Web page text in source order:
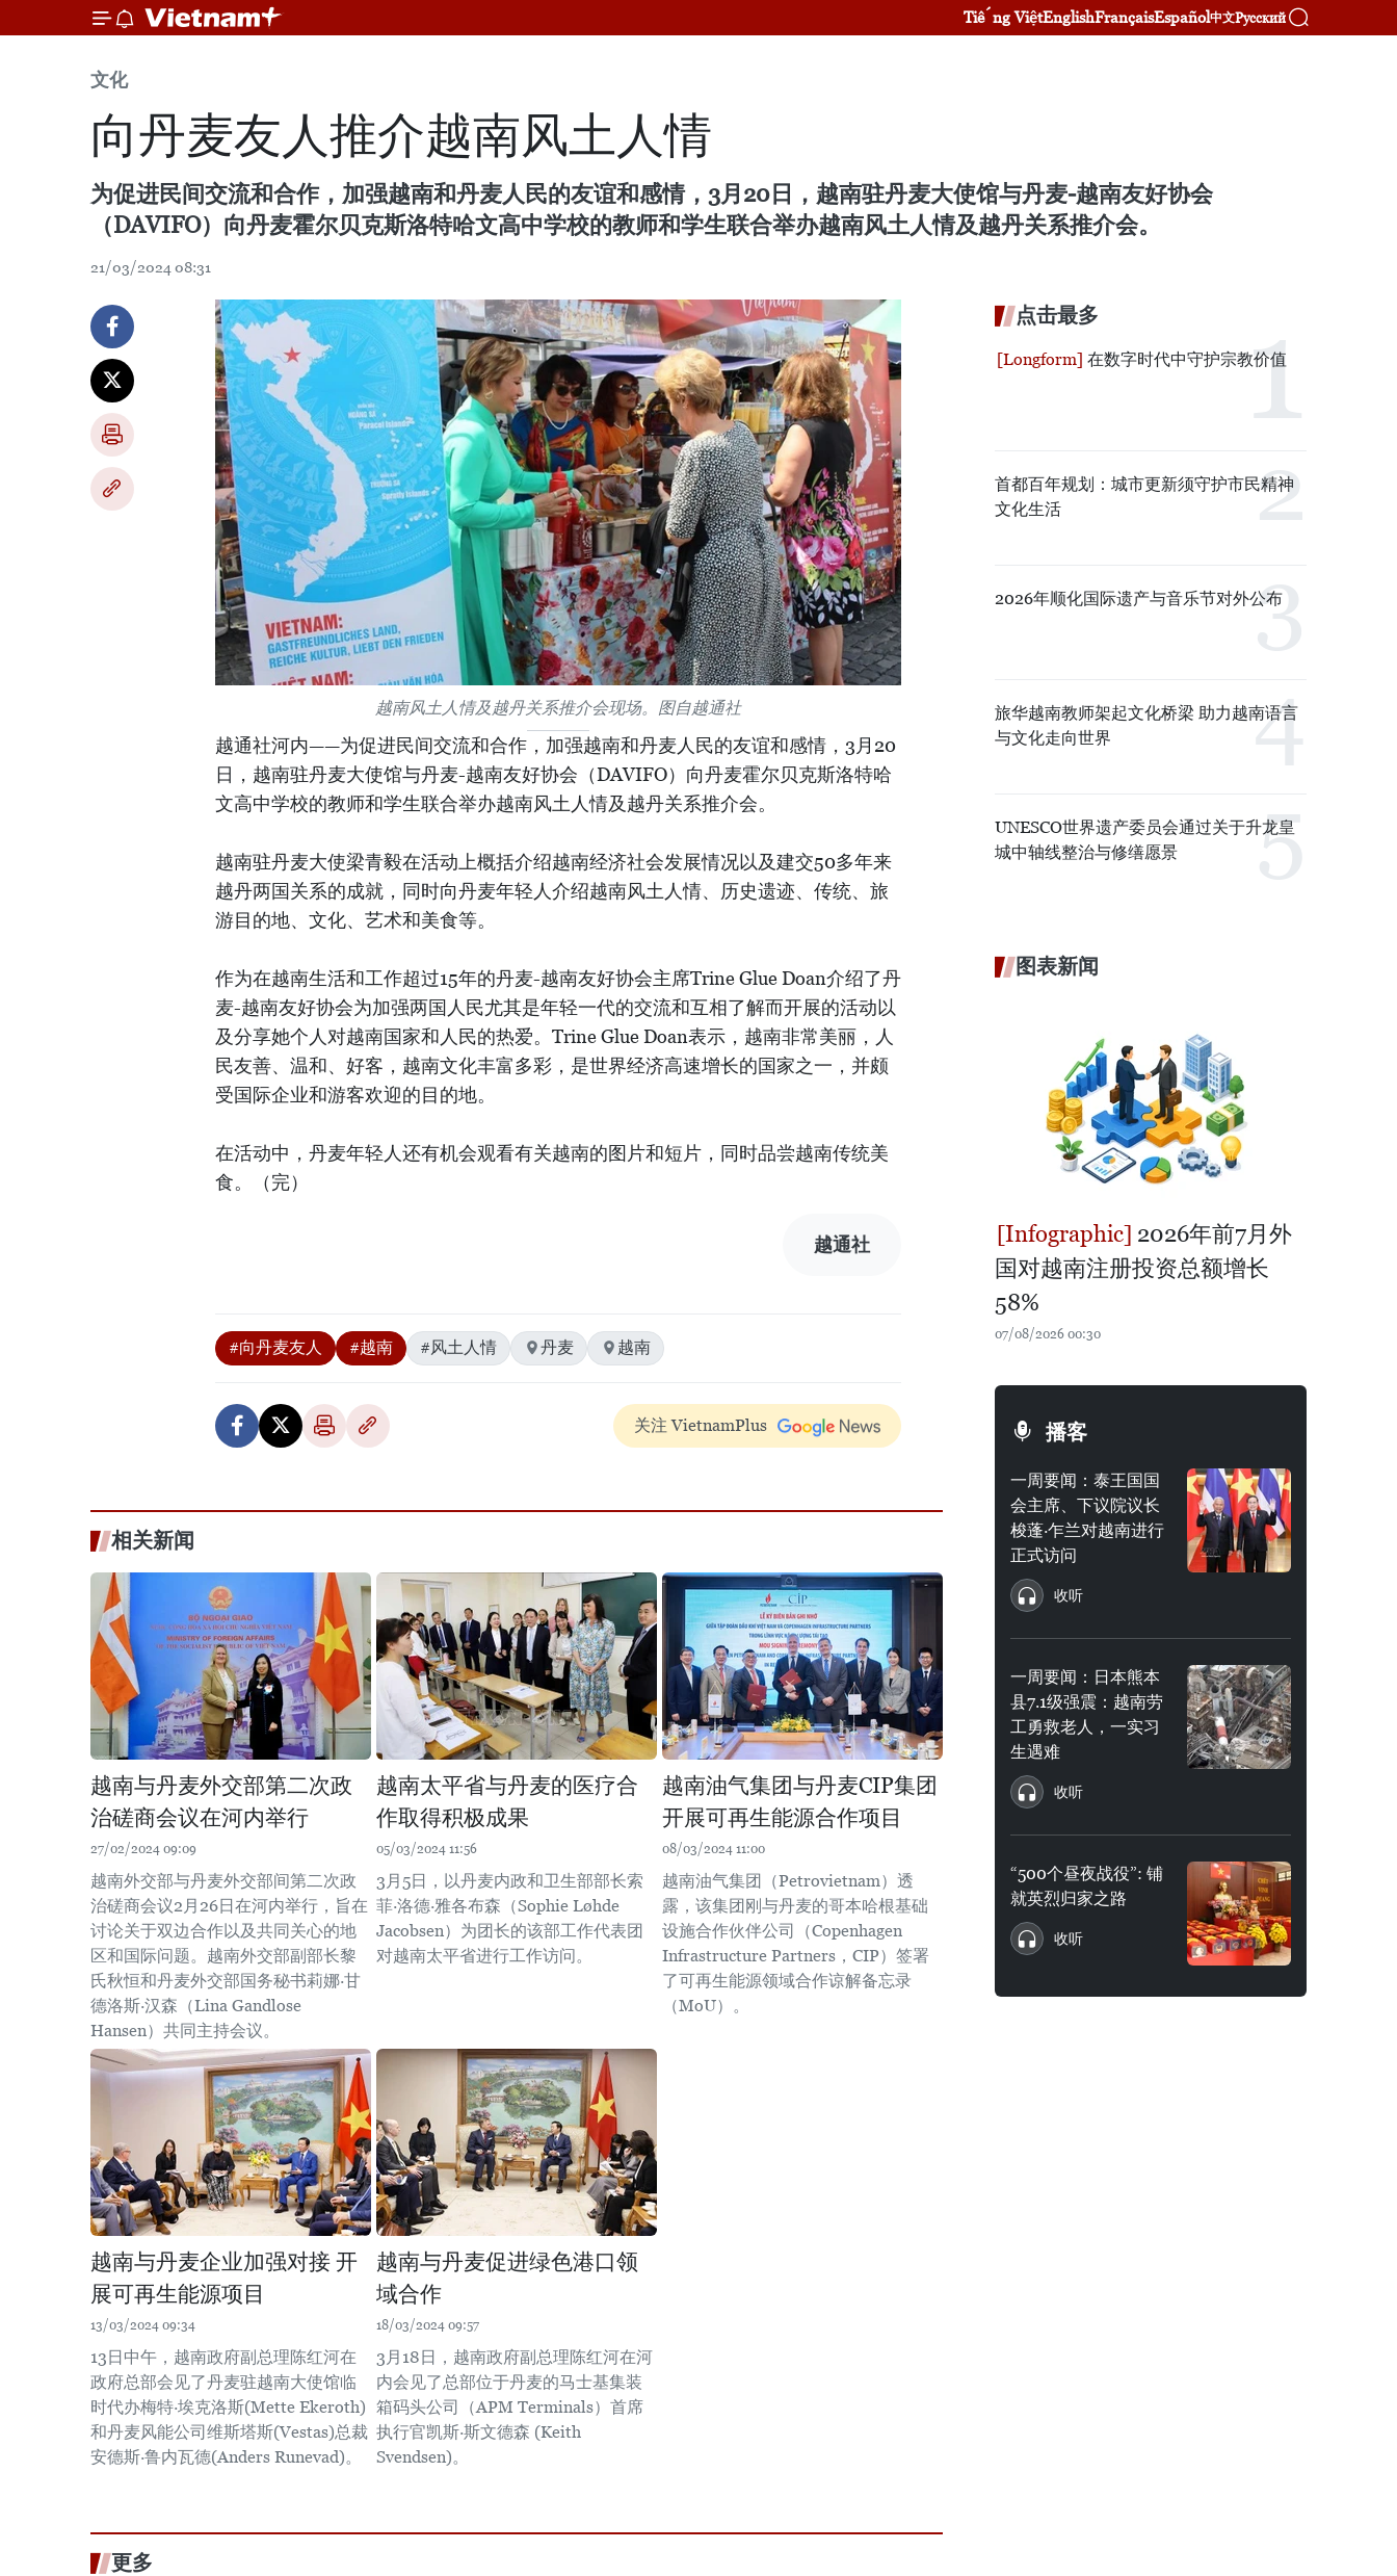
Tiếng ViệtEnglishFrançaisEspañol中文Русский
文化
向丹麦友人推介越南风土人情
为促进民间交流和合作，加强越南和丹麦人民的友谊和感情，3月20日，越南驻丹麦大使馆与丹麦-越南友好协会
（DAVIFO）向丹麦霍尔贝克斯洛特哈文高中学校的教师和学生联合举办越南风土人情及越丹关系推介会。
21/03/2024 08:31
越南风土人情及越丹关系推介会现场。图自越通社
越通社河内——为促进民间交流和合作，加强越南和丹麦人民的友谊和感情，3月20
日，越南驻丹麦大使馆与丹麦-越南友好协会（DAVIFO）向丹麦霍尔贝克斯洛特哈
文高中学校的教师和学生联合举办越南风土人情及越丹关系推介会。
越南驻丹麦大使梁青毅在活动上概括介绍越南经济社会发展情况以及建交50多年来
越丹两国关系的成就，同时向丹麦年轻人介绍越南风土人情、历史遗迹、传统、旅
游目的地、文化、艺术和美食等。
作为在越南生活和工作超过15年的丹麦-越南友好协会主席Trine Glue Doan介绍了丹
麦-越南友好协会为加强两国人民尤其是年轻一代的交流和互相了解而开展的活动以
及分享她个人对越南国家和人民的热爱。Trine Glue Doan表示，越南非常美丽，人
民友善、温和、好客，越南文化丰富多彩，是世界经济高速增长的国家之一，并颇
受国际企业和游客欢迎的目的地。
在活动中，丹麦年轻人还有机会观看有关越南的图片和短片，同时品尝越南传统美
食。（完）
越通社
#向丹麦友人 #越南 #风土人情 丹麦 越南
关注 VietnamPlus
相关新闻
越南与丹麦外交部第二次政
治磋商会议在河内举行
27/02/2024 09:09
越南外交部与丹麦外交部间第二次政
治磋商会议2月26日在河内举行，旨在
讨论关于双边合作以及共同关心的地
区和国际问题。越南外交部副部长黎
氏秋恒和丹麦外交部国务秘书莉娜·甘
德洛斯·汉森（Lina Gandlose
Hansen）共同主持会议。
越南太平省与丹麦的医疗合
作取得积极成果
05/03/2024 11:56
3月5日，以丹麦内政和卫生部部长索
菲·洛德·雅各布森（Sophie Løhde
Jacobsen）为团长的该部工作代表团
对越南太平省进行工作访问。
越南油气集团与丹麦CIP集团
开展可再生能源合作项目
08/03/2024 11:00
越南油气集团（Petrovietnam）透
露，该集团刚与丹麦的哥本哈根基础
设施合作伙伴公司（Copenhagen
Infrastructure Partners，CIP）签署
了可再生能源领域合作谅解备忘录
（MoU）。
越南与丹麦企业加强对接 开
展可再生能源项目
13/03/2024 09:34
13日中午，越南政府副总理陈红河在
政府总部会见了丹麦驻越南大使馆临
时代办梅特·埃克洛斯(Mette Ekeroth)
和丹麦风能公司维斯塔斯(Vestas)总裁
安德斯·鲁内瓦德(Anders Runevad)。
越南与丹麦促进绿色港口领
域合作
18/03/2024 09:57
3月18日，越南政府副总理陈红河在河
内会见了总部位于丹麦的马士基集装
箱码头公司（APM Terminals）首席
执行官凯斯·斯文德森 (Keith
Svendsen)。 ​
更多
点击最多
在数字时代中守护宗教价值
首都百年规划：城市更新须守护市民精神
文化生活
2026年顺化国际遗产与音乐节对外公布
旅华越南教师架起文化桥梁 助力越南语言
与文化走向世界
UNESCO世界遗产委员会通过关于升龙皇
城中轴线整治与修缮愿景
图表新闻
2026年前7月外
国对越南注册投资总额增长
58%
07/08/2026 00:30
播客
一周要闻：泰王国国
会主席、下议院议长
梭蓬·乍兰对越南进行
正式访问
收听
一周要闻：日本熊本
县7.1级强震：越南劳
工勇救老人，一实习
生遇难
收听
“500个昼夜战役”: 铺
就英烈归家之路
收听